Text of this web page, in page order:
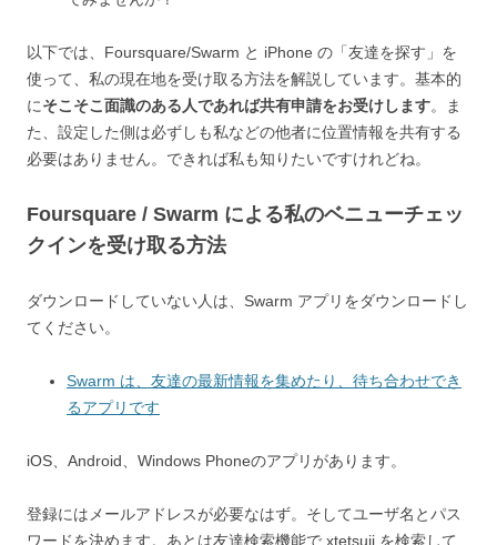
以下では、Foursquare/Swarm と iPhone の「友達を探す」を
使って、私の現在地を受け取る方法を解説しています。基本的
にそこそこ面識のある人であれば共有申請をお受けします。ま
た、設定した側は必ずしも私などの他者に位置情報を共有する
必要はありません。できれば私も知りたいですけれどね。
Foursquare / Swarm による私のベニューチェッ
クインを受け取る方法
ダウンロードしていない人は、Swarm アプリをダウンロードし
てください。
Swarm は、友達の最新情報を集めたり、待ち合わせでき
るアプリです
iOS、Android、Windows Phoneのアプリがあります。
登録にはメールアドレスが必要なはず。そしてユーザ名とパス
ワードを決めます。あとは友達検索機能で xtetsuji を検索して